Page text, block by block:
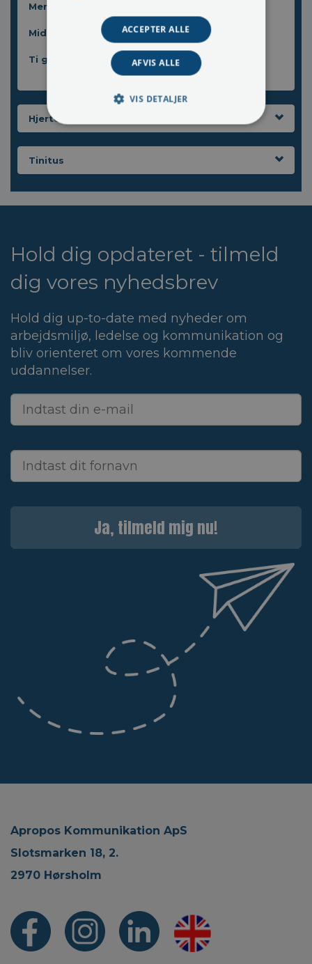
Mere fokus på udbrændthed i Sverige
Middellevealder februar 2013
Ti gode råd mod stress
Hjertesygdomme
Tinitus
Hold dig opdateret - tilmeld
dig vores nyhedsbrev
Hold dig up-to-date med nyheder om
arbejdsmiljø, ledelse og kommunikation og
bliv orienteret om vores kommende
uddannelser.
Ja, tilmeld mig nu!
Apropos Kommunikation ApS
Slotsmarken 18, 2.
2970 Hørsholm
ACCEPTER ALLE
AFVIS ALLE
VIS DETALJER